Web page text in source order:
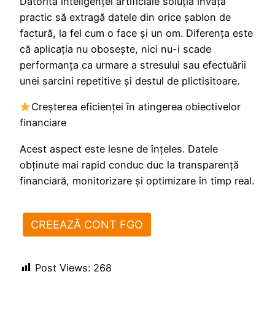
practic să extragă datele din orice şablon de
factură, la fel cum o face şi un om. Diferenţa este
că aplicaţia nu oboseşte, nici nu-i scade
performanţa ca urmare a stresului sau efectuării
unei sarcini repetitive şi destul de plictisitoare.
Creşterea eficienței în atingerea obiectivelor
financiare
Acest aspect este lesne de înţeles. Datele
obţinute mai rapid conduc duc la transparenţă
financiară, monitorizare şi optimizare în timp real.
CREEAZĂ CONT FGO
Post Views: 268